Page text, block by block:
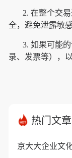
2. 在整个交
全，避免泄露敏感
3. 如果可能
录、发票等），
热门文章
京大大企业文